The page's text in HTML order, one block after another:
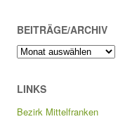
BEITRÄGE/ARCHIV
Beiträge/Archiv
LINKS
Bezirk Mittelfranken